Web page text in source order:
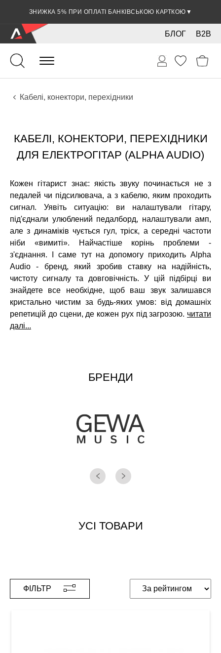
ЗНИЖКА 5% ПРИ ОПЛАТІ БАНКІВСЬКОЮ КАРТКОЮ ▼
B2B
БЛОГ
Гітари
Електро інструменти
Звукове обладнання
Кабелі, конектори, перехідники
КАБЕЛІ, КОНЕКТОРИ, ПЕРЕХІДНИКИ
ДЛЯ ЕЛЕКТРОГІТАР (ALPHA AUDIO)
Кожен гітарист знає: якість звуку починається не з
педалей чи підсилювача, а з кабелю, яким проходить
сигнал. Уявіть ситуацію: ви налаштували гітару,
під'єднали улюблений педалборд, налаштували амп,
але з динаміків чується гул, тріск, а середні частоти
ніби «вимиті». Найчастіше корінь проблеми -
з'єднання. І саме тут на допомогу приходить Alpha
Audio - бренд, який зробив ставку на надійність,
чистоту сигналу та довговічність. У цій підбірці ви
знайдете все необхідне, щоб ваш звук залишався
кристально чистим за будь-яких умов: від домашніх
репетицій до сцени, де кожен рух під загрозою. читати
далі...
БРЕНДИ
УСІ ТОВАРИ
ФІЛЬТР